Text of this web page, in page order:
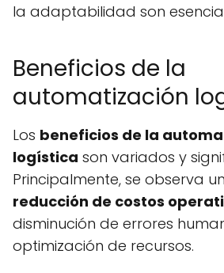
la adaptabilidad son
Beneficios de la
automatización
Los beneficios de la
logística son variados y
Principalmente, se observa
reducción de costos
disminución de errores
optimización de recursos.